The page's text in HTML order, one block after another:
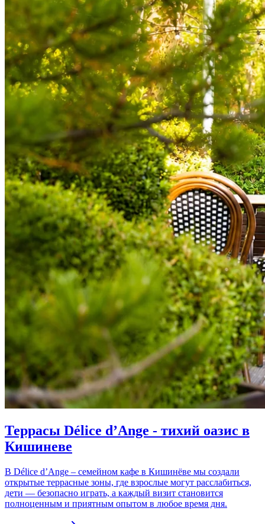
Террасы Délice d’Ange - тихий оазис в
Кишиневе
В Délice d’Ange – семейном кафе в Кишинёве мы создали
открытые террасные зоны, где взрослые могут расслабиться,
дети — безопасно играть, а каждый визит становится
полноценным и приятным опытом в любое время дня.